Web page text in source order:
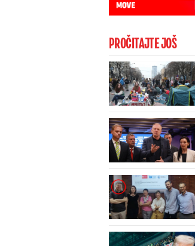
PROČITAJTE JOŠ